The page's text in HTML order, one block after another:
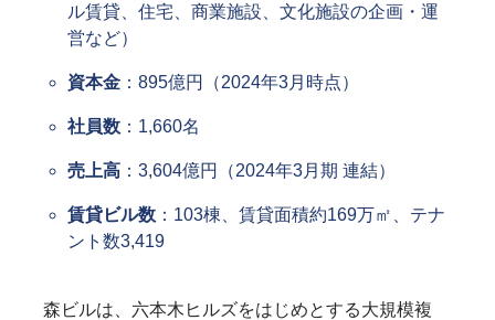
ル賃貸、住宅、商業施設、文化施設の企画・運
営など）
資本金：895億円（2024年3月時点）
社員数：1,660名
売上高：3,604億円（2024年3月期 連結）
賃貸ビル数：103棟、賃貸面積約169万㎡、テナ
ント数3,419
森ビルは、六本木ヒルズをはじめとする大規模複